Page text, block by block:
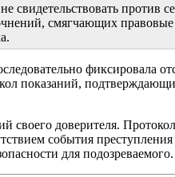
против
смягчающих
фиксировала
показаний,
своего доверителя.
события
для подозреваемого.